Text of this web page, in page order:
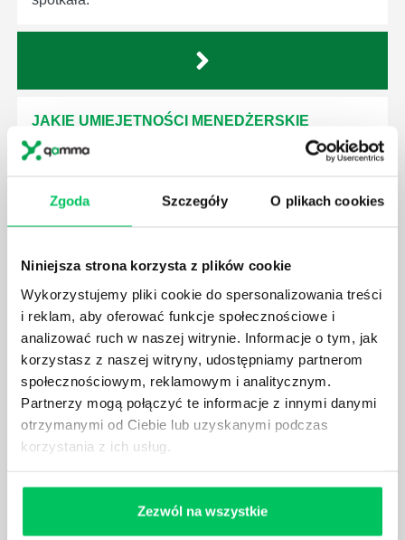
Zgoda Szczegóły O plikach cookies
Niniejsza strona korzysta z plików cookie
Wykorzystujemy pliki cookie do spersonalizowania treści
i reklam, aby oferować funkcje społecznościowe i
analizować ruch w naszej witrynie. Informacje o tym, jak
korzystasz z naszej witryny, udostępniamy partnerom
społecznościowym, reklamowym i analitycznym.
Partnerzy mogą połączyć te informacje z innymi danymi
otrzymanymi od Ciebie lub uzyskanymi podczas
korzystania z ich usług.
Zezwól na wszystkie
JAKIE UMIEJĘTNOŚCI MENEDŻERSKIE
POWINIEN MIEĆ BRYGADZISTA?
Nawet zespół złożony z doskonale wykształconych i
sprawnie realizować swoich zadań, jeśli zabraknie w
nim odpowiedniego kierownictwa. Zawsze
czynności wykonywane przez pracowników.
JAK BRYGADZISTA MOŻE ROZWINĄĆ SWOJE
KOMPETENCJE MENEDŻERSKIE?
Menedżer to niezwykle ważne stanowisko w każdej
firmie. Osoba je pełniąca jest w pełni odpowiedzialna